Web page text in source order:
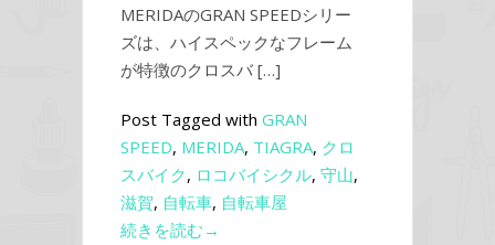
MERIDAのGRAN SPEEDシリー
ズは、ハイスペックなフレーム
が特徴のクロスバ […]
Post Tagged with GRAN
SPEED, MERIDA, TIAGRA, クロ
スバイク, ロコバイシクル, 守山,
滋賀, 自転車, 自転車屋
続きを読む→